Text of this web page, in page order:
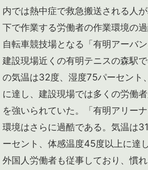
内では熱中症で救急搬送される人
下で作業する労働者の作業環境の過
自転車競技場となる「有明アーバン
建設現場近くの有明テニスの森駅
の気温は32度、湿度75パーセント
に達し、建設現場では多くの労働
を強いられていた。「有明アリー
環境はさらに過酷である。気温は
ーセント、体感温度45度以上に達
外国人労働者も従事しており、慣